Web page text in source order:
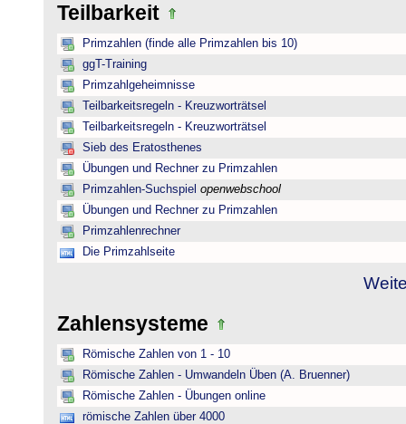
Teilbarkeit
Primzahlen (finde alle Primzahlen bis 10)
ggT-Training
Primzahlgeheimnisse
Teilbarkeitsregeln - Kreuzworträtsel
Teilbarkeitsregeln - Kreuzworträtsel
Sieb des Eratosthenes
Übungen und Rechner zu Primzahlen
Primzahlen-Suchspiel openwebschool
Übungen und Rechner zu Primzahlen
Primzahlenrechner
Die Primzahlseite
Zahlensysteme
Römische Zahlen von 1 - 10
Römische Zahlen - Umwandeln Üben (A. Bruenner)
Römische Zahlen - Übungen online
römische Zahlen über 4000